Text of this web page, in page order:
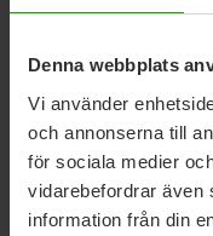
Denna webbplats
Vi använder
och annonserna till
för sociala medier
vidarebefordrar även
information från din
ett Europa som
och ja till
Länk:
http://hd.se/ledare/
ett-slags-krig/